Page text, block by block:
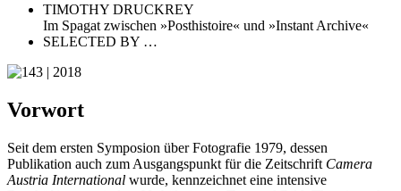
TIMOTHY DRUCKREY
Im Spagat zwischen »Posthistoire« und »Instant Archive«
SELECTED BY …
Vorwort
Seit dem ersten Symposion über Fotografie 1979, dessen
Publikation auch zum Ausgangspunkt für die Zeitschrift Camera
Austria International wurde, kennzeichnet eine intensive